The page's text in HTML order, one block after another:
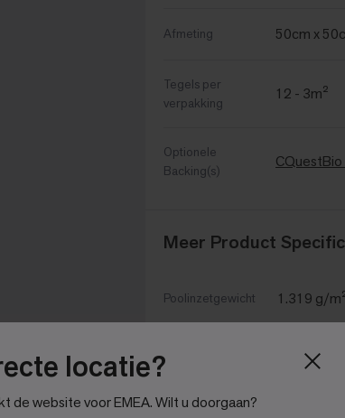
locatie?
de website voor EMEA. Wilt u doorgaan?
Afmeting 50cm x
Tegels per
verpakking
12 - 3m²
Optionele
Backing(s)
CQuestBio
Meer Product
Poolinzetgewicht 1.319 g/
4.678 g/
Poolhoogte 5.7 mm